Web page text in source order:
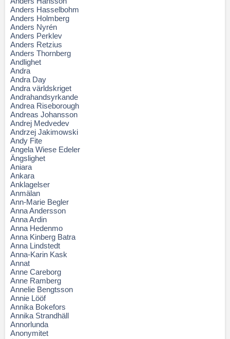
Anders Hasselbohm
Anders Holmberg
Anders Nyrén
Anders Perklev
Anders Retzius
Anders Thornberg
Andlighet
Andra
Andra Day
Andra världskriget
Andrahandsyrkande
Andrea Riseborough
Andreas Johansson
Andrej Medvedev
Andrzej Jakimowski
Andy Fite
Angela Wiese Edeler
Ängslighet
Aniara
Ankara
Anklagelser
Anmälan
Ann-Marie Begler
Anna Andersson
Anna Ardin
Anna Hedenmo
Anna Kinberg Batra
Anna Lindstedt
Anna-Karin Kask
Annat
Anne Careborg
Anne Ramberg
Annelie Bengtsson
Annie Lööf
Annika Bokefors
Annika Strandhäll
Annorlunda
Anonymitet